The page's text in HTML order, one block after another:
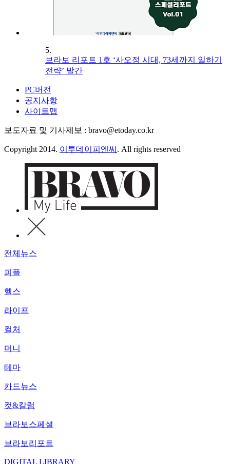
5.
브라보 리포트 1호 ‘사오정 시대, 73세까지 일하기
전략’ 발간
PC버전
공지사항
사이트맵
보도자료 및 기사제보 : bravo@etoday.co.kr
Copyright 2014. 이투데이피엔씨 . All rights reserved
전체뉴스
피플
헬스
라이프
컬처
머니
테마
카드뉴스
컷&칼럼
브라보스페셜
브라보리포트
DIGITAL LIBRARY